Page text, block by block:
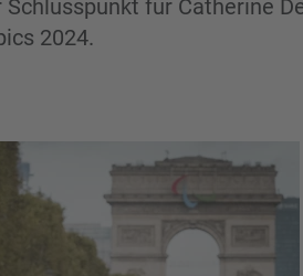
Schlusspunkt für Catherine
2024.